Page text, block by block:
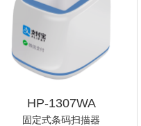
HP-1307WA
固定式条码扫描器